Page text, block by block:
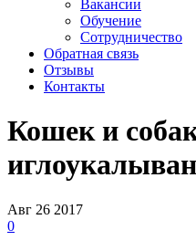
Вакансии
Обучение
Сотрудничество
Обратная связь
Отзывы
Контакты
Кошек и
Авг 26 2017
0